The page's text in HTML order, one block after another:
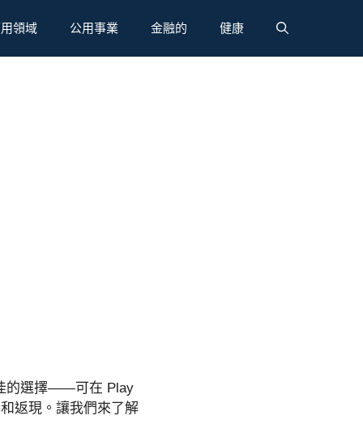
領域 公用事業 金融的 健康
的選擇——可在 Play
返現。讓我們來了解